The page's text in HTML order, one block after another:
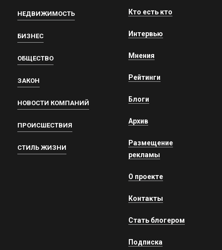
НЕДВИЖИМОСТЬ
БИЗНЕС
ОБЩЕСТВО
ЗАКОН
НОВОСТИ КОМПАНИЙ
ПРОИСШЕСТВИЯ
СТИЛЬ ЖИЗНИ
Кто есть кто
Интервью
Мнения
Рейтинги
Блоги
Архив
Размещение
рекламы
О проекте
Контакты
Стать блогером
Подписка